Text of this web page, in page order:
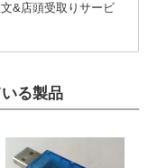
&店頭受取りサービ
る製品